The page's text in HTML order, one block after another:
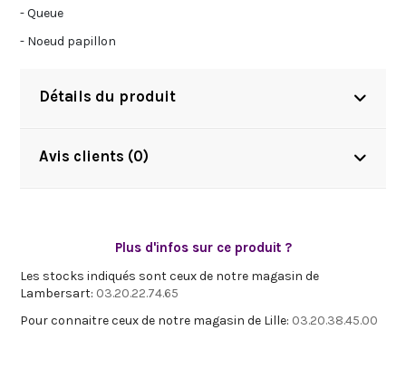
- Queue
- Noeud papillon
Détails du produit
Avis clients (0)
Plus d'infos sur ce produit ?
Les stocks indiqués sont ceux de notre magasin de
Lambersart: 03.20.22.74.65
Pour connaitre ceux de notre magasin de Lille: 03.20.38.45.00